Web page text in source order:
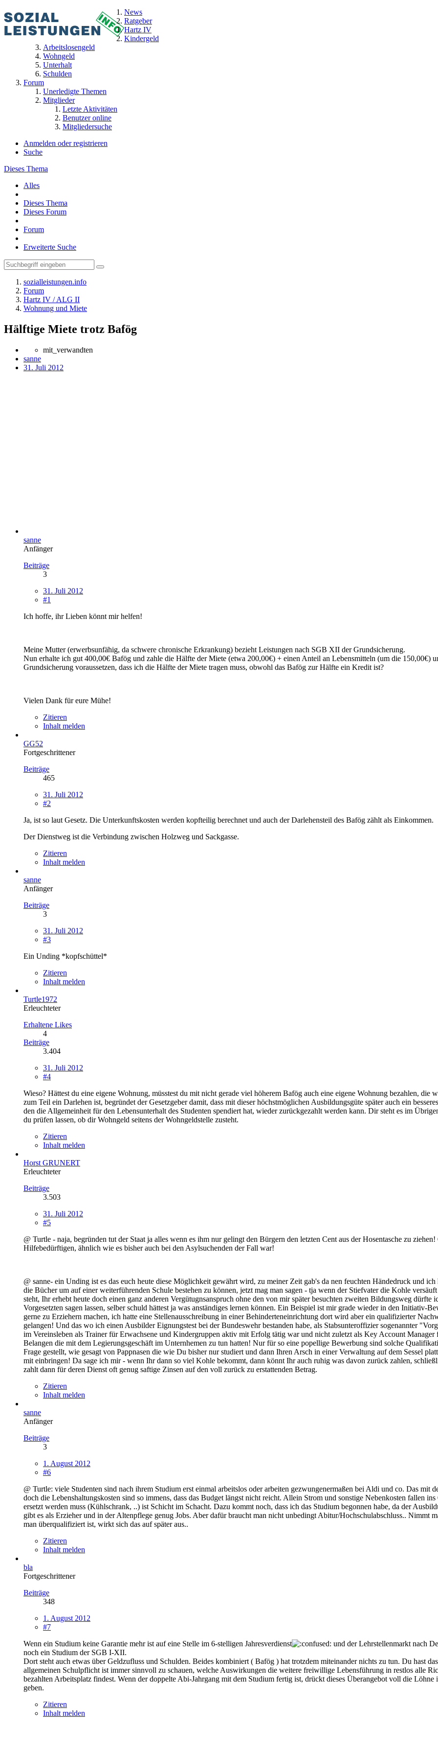
News
Ratgeber
Hartz IV
Kindergeld
Arbeitslosengeld
Wohngeld
Unterhalt
Schulden
Forum
Unerledigte Themen
Mitglieder
Letzte Aktivitäten
Benutzer online
Mitgliedersuche
Anmelden oder registrieren
Suche
Dieses Thema
Alles
Dieses Thema
Dieses Forum
Forum
Erweiterte Suche
sozialleistungen.info
Forum
Hartz IV / ALG II
Wohnung und Miete
Hälftige Miete trotz Bafög
mit_verwandten
sanne
31. Juli 2012
sanne
Anfänger
Beiträge
3
31. Juli 2012
#1
Ich hoffe, ihr Lieben könnt mir helfen!
Meine Mutter (erwerbsunfähig, da schwere chronische Erkrankung) bezieht Leistungen nach SGB XII der Grundsicherung.
Nun erhalte ich gut 400,00€ Bafög und zahle die Hälfte der Miete (etwa 200,00€) + einen Anteil an Lebensmitteln (um die 150,00€)
Grundsicherung voraussetzen, dass ich die Hälfte der Miete tragen muss, obwohl das Bafög zur Hälfte ein Kredit ist?
Vielen Dank für eure Mühe!
Zitieren
Inhalt melden
GG52
Fortgeschrittener
Beiträge
465
31. Juli 2012
#2
Ja, ist so laut Gesetz. Die Unterkunftskosten werden kopfteilig berechnet und auch der Darlehensteil des Bafög zählt als Einkommen.
Der Dienstweg ist die Verbindung zwischen Holzweg und Sackgasse.
Zitieren
Inhalt melden
sanne
Anfänger
Beiträge
3
31. Juli 2012
#3
Ein Unding *kopfschüttel*
Zitieren
Inhalt melden
Turtle1972
Erleuchteter
Erhaltene Likes
4
Beiträge
3.404
31. Juli 2012
#4
Wieso? Hättest du eine eigene Wohnung, müsstest du mit nicht gerade viel höherem Bafög auch eine eigene Wohnung bezahlen, die
zum Teil ein Darlehen ist, begründet der Gesetzgeber damit, dass mit dieser höchstmöglichen Ausbildungsgüte später auch ein
den die Allgemeinheit für den Lebensunterhalt des Studenten spendiert hat, wieder zurückgezahlt werden kann. Dir steht es im
du prüfen lassen, ob dir Wohngeld seitens der Wohngeldstelle zusteht.
Zitieren
Inhalt melden
Horst GRUNERT
Erleuchteter
Beiträge
3.503
31. Juli 2012
#5
@ Turtle - naja, begründen tut der Staat ja alles wenn es ihm nur gelingt den Bürgern den letzten Cent aus der Hosentasche zu
Hilfebedürftigen, ähnlich wie es bisher auch bei den Asylsuchenden der Fall war!
@ sanne- ein Unding ist es das euch heute diese Möglichkeit gewährt wird, zu meiner Zeit gab's da nen feuchten Händedruck und
die Bücher um auf einer weiterführenden Schule bestehen zu können, jetzt mag man sagen - tja wenn der Stiefvater die Kohle
steht, Ihr erhebt heute doch einen ganz anderen Vergütugnsanspruch ohne den von mir später besuchten zweiten Bildungsweg
Vorgesetzten sagen lassen, selber schuld hättest ja was anständiges lernen können. Ein Beispiel ist mir grade wieder in den Initiativ-
gerne zu Erziehern machen, ich hatte eine Stellenausschreibung in einer Behinderteneinrichtung dort wird aber ein qualifizierter
gelangen! Und das wo ich einen Ausbilder Eignungstest bei der Bundeswehr bestanden habe, als Stabsunteroffizier sogenannter
im Vereinsleben als Trainer für Erwachsene und Kindergruppen aktiv mit Erfolg tätig war und nicht zuletzt als Key Account
Belangen die mit dem Legierungsgeschäft im Unternhemen zu tun hatten! Nur für so eine popellige Bewerbung sind solche
Frage gestellt, wie gesagt von Pappnasen die wie Du bisher nur studiert und dann Ihren Arsch in einer Verwaltung auf dem Sessel
mit einbringen! Da sage ich mir - wenn Ihr dann so viel Kohle bekommt, dann könnt Ihr auch ruhig was davon zurück zahlen,
zahlt dann für deren Dienst oft genug saftige Zinsen auf den voll zurück zu erstattenden Betrag.
Zitieren
Inhalt melden
sanne
Anfänger
Beiträge
3
1. August 2012
#6
@ Turtle: viele Studenten sind nach ihrem Studium erst einmal arbeitslos oder arbeiten gezwungenermaßen bei Aldi und co. Das mit
doch die Lebenshaltungskosten sind so immens, dass das Budget längst nicht reicht. Allein Strom und sonstige Nebenkosten fallen
ersetzt werden muss (Kühlschrank, ..) ist Schicht im Schacht. Dazu kommt noch, dass ich das Studium begonnen habe, da der
gibt es als Erzieher und in der Altenpflege genug Jobs. Aber dafür braucht man nicht unbedingt Abitur/Hochschulabschluss.. Nimmt
man überqualifiziert ist, wirkt sich das auf später aus..
Zitieren
Inhalt melden
bla
Fortgeschrittener
Beiträge
348
1. August 2012
#7
Wenn ein Studium keine Garantie mehr ist auf eine Stelle im 6-stelligen Jahresverdienst
und der Lehrstellenmarkt nach
noch ein Studium der SGB I-XII.
Dort steht auch etwas über Geldzufluss und Schulden. Beides kombiniert ( Bafög ) hat trotzdem miteinander nichts zu tun. Du hast
allgemeinen Schulpflicht ist immer sinnvoll zu schauen, welche Auswirkungen die weitere freiwillige Lebensführung in restlos alle
bezahlten Arbeitsplatz findest. Wenn der doppelte Abi-Jahrgang mit dem Studium fertig ist, drückt dieses Überangebot voll die
geben.
Zitieren
Inhalt melden